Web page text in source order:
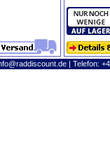
| Telefon: